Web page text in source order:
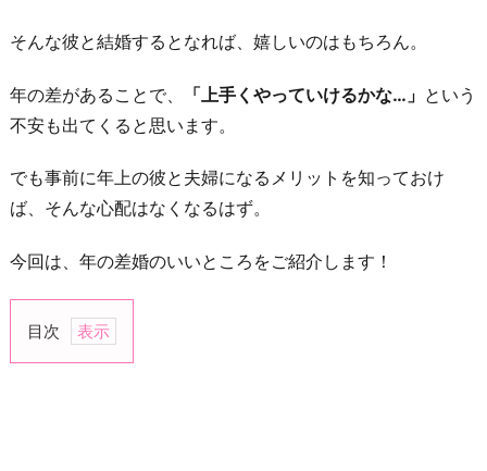
そんな彼と結婚するとなれば、嬉しいのはもちろん。
年の差があることで、 「上手くやっていけるかな…」 という
不安も出てくると思います。
でも事前に年上の彼と夫婦になるメリットを知っておけ
ば、そんな心配はなくなるはず。
今回は、年の差婚のいいところをご紹介します！
目次
1.